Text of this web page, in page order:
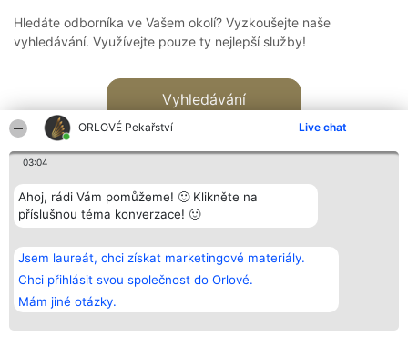
ORLOVÉ Pekařství Live chat
03:04
Ahoj, rádi Vám pomůžeme! 🙂 Klikněte na
příslušnou téma konverzace! 🙂
Jsem laureát, chci získat marketingové materiály.
Chci přihlásit svou společnost do Orlové.
Mám jiné otázky.
Hledáte odborníka ve Vašem okolí? Vyzkoušejte naše
vyhledávání. Využívejte pouze ty nejlepší služby!
Vyhledávání
Bright Side Solutions sp. z o.
o. sp. k.
ul. Ruska 22
Wrocław 50-079
KRS 0000749100 | Regon
381313360 | NIP 8943132676
Vítězové
Seznam všech
laureátů
Zásady
Zásady
Kontakt